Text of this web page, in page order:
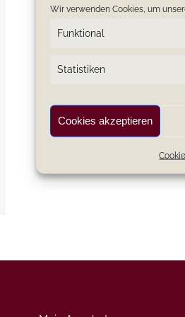
Wir verwenden Cookies, um
Funktional
Statistiken
Cookies akzeptieren